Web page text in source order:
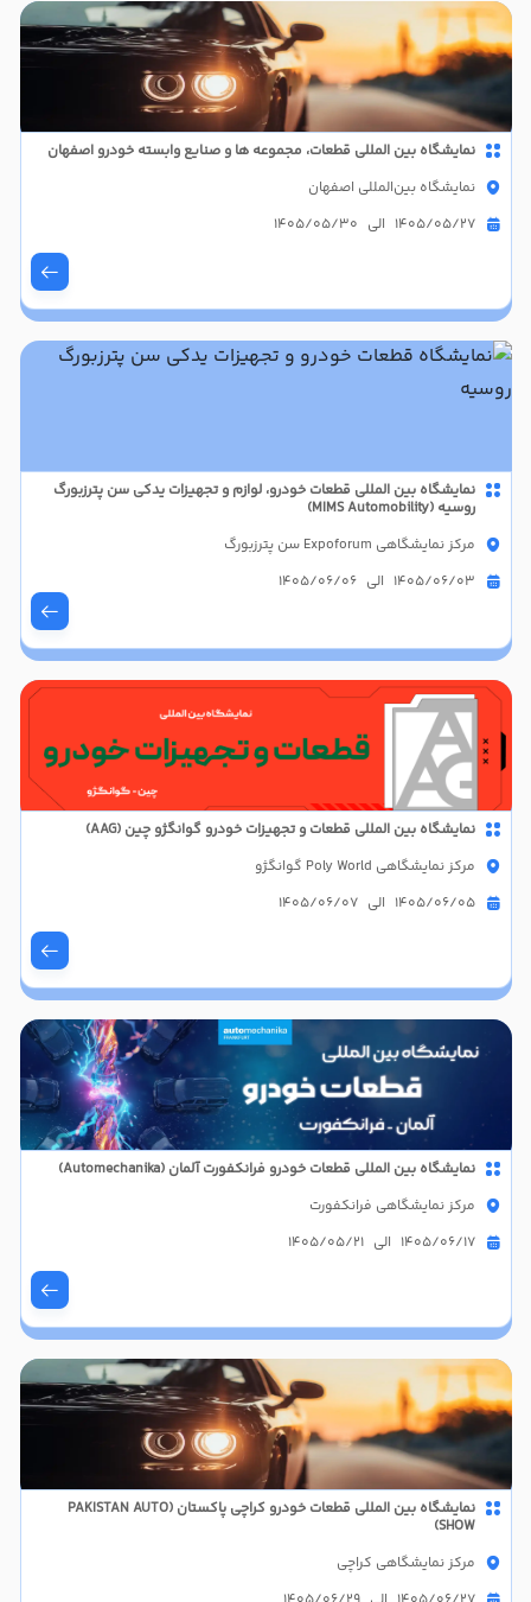
نمایشگاه بین المللی قطعات، مجموعه ها و صنایع وابسته خودرو اصفهان
نمایشگاه بین‌المللی اصفهان
1405/05/27 الی 1405/05/30
نمایشگاه بین المللی قطعات خودرو، لوازم و تجهیزات یدکی سن پترزبورگ
روسیه (MIMS Automobility)
مرکز نمایشگاهی Expoforum سن پترزبورگ
1405/06/03 الی 1405/06/06
نمایشگاه بین المللی قطعات و تجهیزات خودرو گوانگژو چین (AAG)
مرکز نمایشگاهی Poly World گوانگژو
1405/06/05 الی 1405/06/07
نمایشگاه بین المللی قطعات خودرو فرانکفورت آلمان (Automechanika)
مرکز نمایشگاهی فرانکفورت
1405/06/17 الی 1405/05/21
نمایشگاه بین المللی قطعات خودرو کراچی پاکستان (PAKISTAN AUTO
SHOW)
مرکز نمایشگاهی کراچی